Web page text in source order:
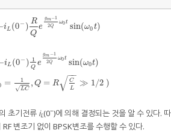
iL (0− )
R
Q
e
gm−1
2Q
ω0t sin(ω0t)
(0−)RQegm−1 2Q ω0t sin(ω0t)
iL (0− ) 1
Q
e
gm −1
2Q
ω0t sin(ω0t)
= 1
LC
√
, Q = R
C
L
−−
√ ≫ 1/2)
Q
초기전류 iL(0−)에 의해 결정되는 것을 알 수 있다.
변조기 없이 BPSK변조를 수행할 수 있다.